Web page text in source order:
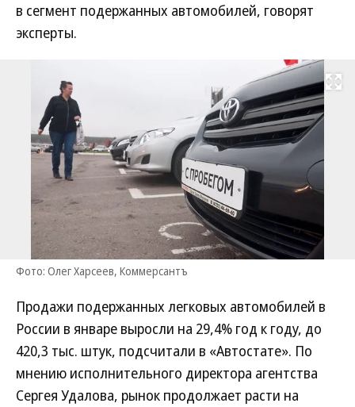
в сегмент подержанных автомобилей, говорят
эксперты.
Развернуть
Фото: Олег Харсеев, Коммерсантъ
Продажи подержанных легковых автомобилей в
России в январе выросли на 29,4% год к году, до
420,3 тыс. штук, подсчитали в «Автостате». По
мнению исполнительного директора агентства
Сергея Удалова, рынок продолжает расти на